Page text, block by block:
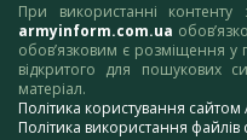
При використанні
armyinform.com.ua
обов’язковим є розміщення у
відкритого для пошукових
матеріал.
Політика користування
Політика використання файлів